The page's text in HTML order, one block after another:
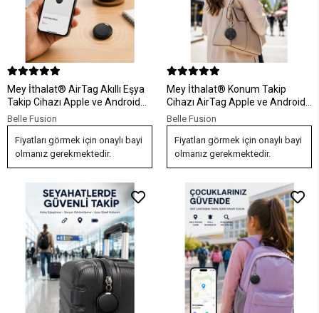
Mey İthalat® AirTag Akıllı Eşya
Takip Cihazı Apple ve Android
Uyumlu Uzun Pil Ömürlü
Belle Fusion
Fiyatları görmek için onaylı bayi
olmanız gerekmektedir.
Mey İthalat® Konum Takip
Cihazı AirTag Apple ve Android
Uyumlu Akıllı Eşya Bulucu
Belle Fusion
Fiyatları görmek için onaylı bayi
olmanız gerekmektedir.